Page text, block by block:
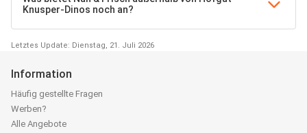
Knusper-Dinos noch an?
Letztes Update: Dienstag, 21. Juli 2026
Information
Häufig gestellte Fragen
Werben?
Alle Angebote